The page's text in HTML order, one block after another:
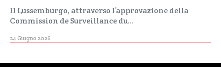
Il Lussemburgo, attraverso l’approvazione della
Commission de Surveillance du…
24 Giugno 2026